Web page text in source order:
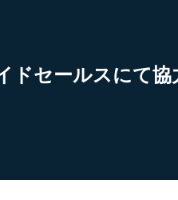
ドセールスにて